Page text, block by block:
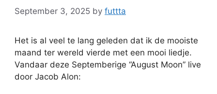
September 3, 2025 by futtta
Het is al veel te lang geleden dat ik de mooiste
maand ter wereld vierde met een mooi liedje.
Vandaar deze Septemberige “August Moon” live
door Jacob Alon: